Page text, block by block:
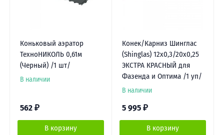
Коньковый аэратор
ТехноНИКОЛЬ 0,61м
(Черный) /1 шт/
В наличии
562 ₽
В корзину
Конек/Карниз Шинглас
(Shinglas) 12х0,3/20х0,25
ЭКСТРА КРАСНЫЙ для
Фазенда и Оптима /1 уп/
В наличии
5 995 ₽
В корзину